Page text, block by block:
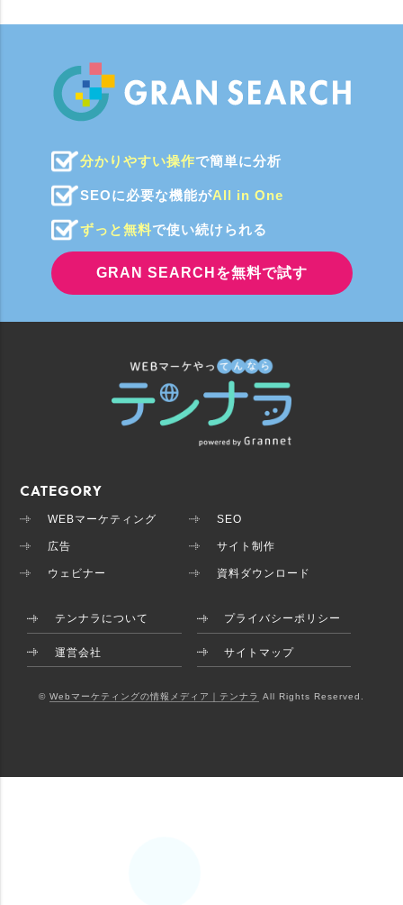
分かりやすい操作で簡単に分析
SEOに必要な機能がAll in One
ずっと無料で使い続けられる
GRAN SEARCHを無料で試す
CATEGORY
WEBマーケティング SEO
広告 サイト制作
ウェビナー 資料ダウンロード
テンナラについて プライバシーポリシー
運営会社 サイトマップ
© Webマーケティングの情報メディア｜テンナラ All Rights Reserved.